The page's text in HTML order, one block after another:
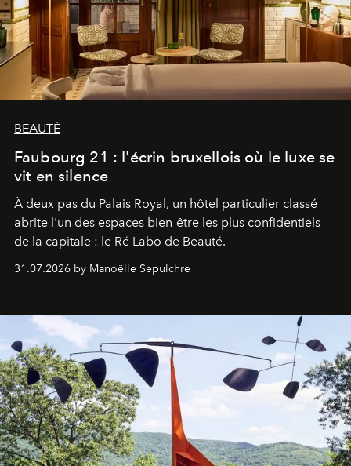
BEAUTÉ
Faubourg 21 : l'écrin bruxellois où le luxe se
vit en silence
À deux pas du Palais Royal, un hôtel particulier classé
abrite l'un des espaces bien-être les plus confidentiels
de la capitale : le Ré Labo de Beauté.
31.07.2026 by Manoëlle Sepulchre